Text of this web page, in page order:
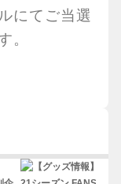
にてご当選
。